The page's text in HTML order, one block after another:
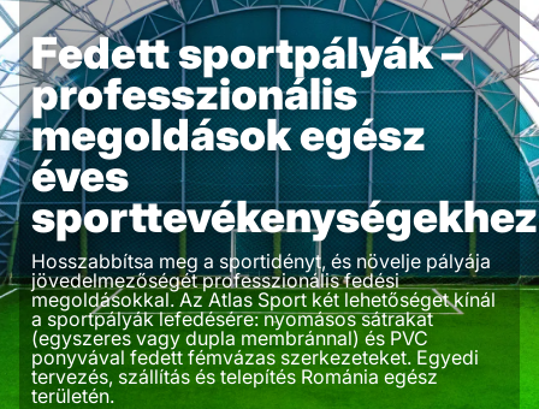
Fedett sportpályák –
professzionális
megoldások egész
éves
sporttevékenységekhez
Hosszabbítsa meg a sportidényt, és növelje pályája
jövedelmezőségét professzionális fedési
megoldásokkal. Az Atlas Sport két lehetőséget kínál
a sportpályák lefedésére: nyomásos sátrakat
(egyszeres vagy dupla membránnal) és PVC
ponyvával fedett fémvázas szerkezeteket. Egyedi
tervezés, szállítás és telepítés Románia egész
területén.